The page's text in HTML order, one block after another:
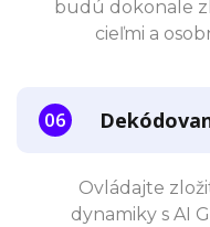
budú dokonale
cieľmi a
Ovládajte
dynamiky s AI